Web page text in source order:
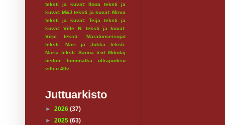
teksti ja kuvat: Ilona
teksti ja
kuvat: M&J teksti ja kuvat: Mirva
teksti ja kuvat: Teija
teksti ja
kuvat: Ville N.
teksti ja kuvat:
Virpi
teksti: Maratonseisojat
teksti: Mari ja Jukka
teksti:
Maria teksti: Sanna text Mikolaj
tiedote
tiimimatka
ultrajuoksu
villen 40v.
Juttuarkisto
► 2026 (37)
► 2025 (63)